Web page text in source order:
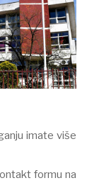
imate više
formu na